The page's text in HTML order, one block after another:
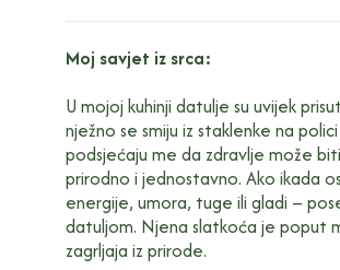
Moj savjet iz srca:
U mojoj kuhinji datulje su uvijek
nježno se smiju iz staklenke na
podsjećaju me da zdravlje može
prirodno i jednostavno. Ako ikada
energije, umora, tuge ili gladi –
datuljom. Njena slatkoća je poput
zagrljaja iz prirode.